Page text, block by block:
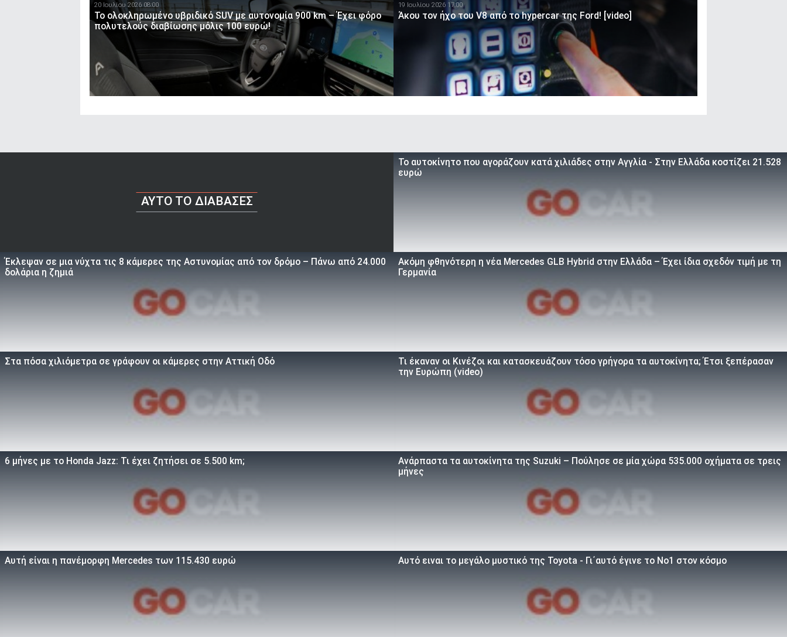
20 Ιουλίου 2026 08:00
Το ολοκληρωμένο υβριδικό SUV με αυτονομία 900 km – Έχει φόρο
πολυτελούς διαβίωσης μόλις 100 ευρώ!
19 Ιουλίου 2026 17:00
Άκου τον ήχο του V8 από το hypercar της Ford! [video]
AYTO TO ΔΙΑΒΑΣΕΣ
To αυτοκίνητο που αγοράζουν κατά χιλιάδες στην Αγγλία - Στην Ελλάδα κοστίζει 21.528
ευρώ
Έκλεψαν σε μια νύχτα τις 8 κάμερες της Αστυνομίας από τον δρόμο – Πάνω από 24.000
δολάρια η ζημιά
Ακόμη φθηνότερη η νέα Mercedes GLB Hybrid στην Ελλάδα – Έχει ίδια σχεδόν τιμή με τη
Γερμανία
Στα πόσα χιλιόμετρα σε γράφουν οι κάμερες στην Αττική Οδό
Τι έκαναν οι Κινέζοι και κατασκευάζουν τόσο γρήγορα τα αυτοκίνητα; Έτσι ξεπέρασαν
την Ευρώπη (video)
6 μήνες με το Honda Jazz: Τι έχει ζητήσει σε 5.500 km;
Ανάρπαστα τα αυτοκίνητα της Suzuki – Πούλησε σε μία χώρα 535.000 οχήματα σε τρεις
μήνες
Αυτή είναι η πανέμορφη Mercedes των 115.430 ευρώ Αυτό ειναι τo μεγάλο μυστικό της Toyota - Γι΄αυτό έγινε το Νο1 στον κόσμο